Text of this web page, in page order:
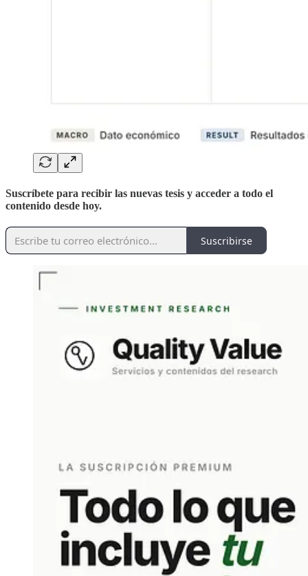
Suscríbete para recibir las nuevas tesis y acceder a todo el
contenido desde hoy.
Suscribirse